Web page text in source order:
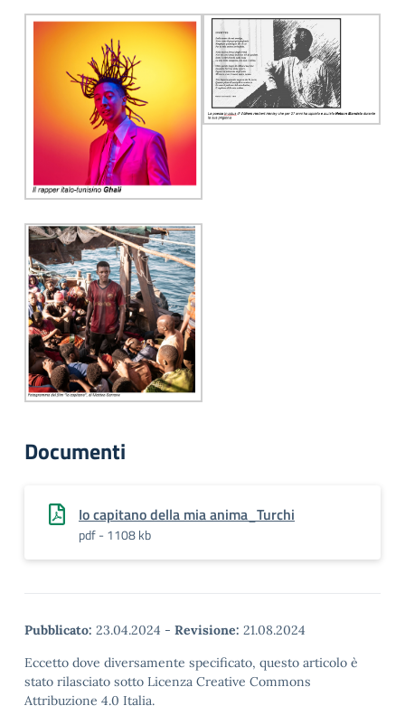
Documenti
Io capitano della mia anima_Turchi
pdf - 1108 kb
Pubblicato: 23.04.2024 - Revisione: 21.08.2024
Eccetto dove diversamente specificato, questo articolo è
stato rilasciato sotto Licenza Creative Commons
Attribuzione 4.0 Italia.